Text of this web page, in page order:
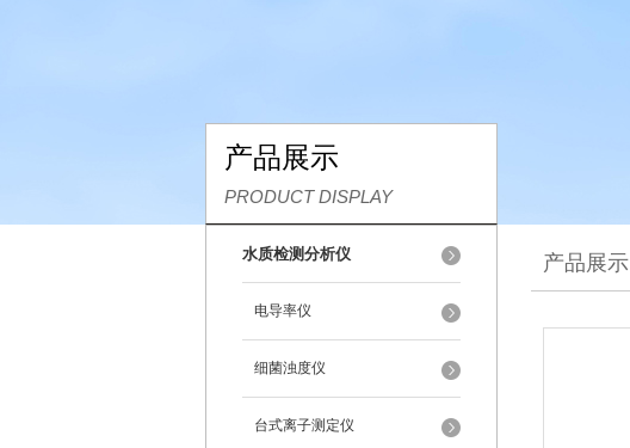
产品展示
PRODUCT DISPLAY
水质检测分析仪
电导率仪
细菌浊度仪
台式离子测定仪
产品展示